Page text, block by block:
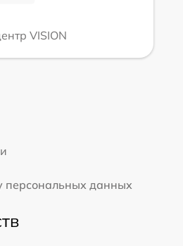
VISION
персональных данных